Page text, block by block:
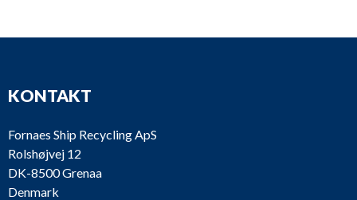
KONTAKT
Fornaes Ship Recycling ApS
Rolshøjvej 12
DK-8500 Grenaa
Denmark